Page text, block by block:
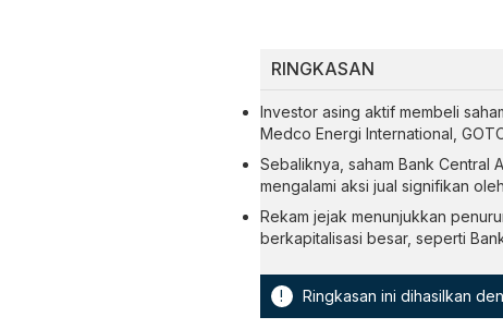
RINGKASAN
Investor asing aktif membeli
Medco Energi International,
Sebaliknya, saham Bank Central
mengalami aksi jual signifikan
Rekam jejak menunjukkan
berkapitalisasi besar, seperti
! Ringkasan ini dihasilkan